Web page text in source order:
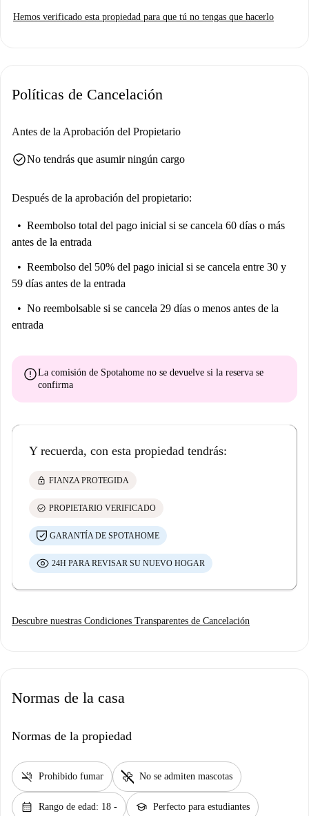
Spotahome.
la Estatua de Bravo Murillo y la Plaza de Olavide, que ofrecen
junto a calles con encanto como la calle de Fuencarral.
Hemos verificado esta propiedad para que tú no tengas que hacerlo
Políticas de Cancelación
Antes de la Aprobación del Propietario
check_circleNo tendrás que asumir ningún cargo
Después de la aprobación del propietario:
Reembolso total del pago inicial si se cancela 60 días o más
antes de la entrada
Reembolso del 50% del pago inicial si se cancela entre 30 y
59 días antes de la entrada
No reembolsable si se cancela 29 días o menos antes de la
entrada
errorLa comisión de Spotahome no se devuelve si la reserva se
confirma
Y recuerda, con esta propiedad tendrás:
lock FIANZA PROTEGIDA
check_circle PROPIETARIO VERIFICADO
GARANTÍA DE SPOTAHOME
24H PARA REVISAR SU NUEVO HOGAR
Descubre nuestras Condiciones Transparentes de Cancelación
Normas de la casa
Normas de la propiedad
smoke_free Prohibido fumar pet_supplies No se admiten mascotas
calendar_month Rango de edad: 18 - school Perfecto para estudiantes